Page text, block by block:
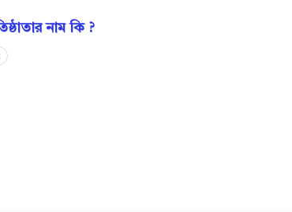
নাম কি ?